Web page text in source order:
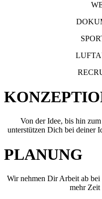
Von der Idee, bis hin
unterstützen Dich bei deiner
PLANUNG
Wir nehmen Dir Arbeit ab bei
mehr Zeit